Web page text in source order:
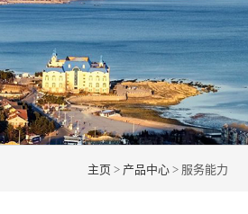
主页 > 产品中心 > 服务能力